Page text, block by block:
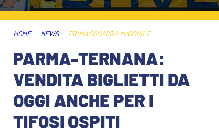
ABBONAMENTI
INFO BIGLIETTI
MUSEUM CLUB EXPERIENCE
TARDINI CARD
INFORMAZIONI ACCREDITI
SHOP
HOSPITALITY
HOSPITALITY
MUSEUM CLUB EXPERIENCE
ESPORTS
IL CLUB
HOME NEWS PRIMA SQUADRA MASCHILE
PARMA-TERNANA:
VENDITA BIGLIETTI DA
OGGI ANCHE PER I
TIFOSI OSPITI